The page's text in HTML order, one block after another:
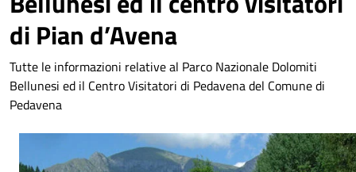
di Pian d’Avena
Tutte le informazioni relative al Parco Nazionale Dolomiti
Bellunesi ed il Centro Visitatori di Pedavena del Comune di
Pedavena